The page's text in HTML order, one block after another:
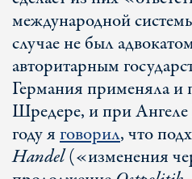
международной
случае не был
авторитарным
Германия применяла и
Шредере, и при
году яговорил, что
Handel(«изменения